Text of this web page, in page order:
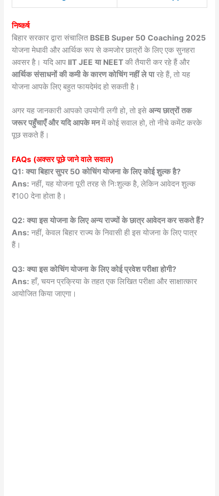
निष्कर्ष
बिहार सरकार द्वारा संचालित BSEB Super 50 Coaching 2025
योजना मेधावी और आर्थिक रूप से कमजोर छात्रों के लिए एक सुनहरा
अवसर है। यदि आप IIT JEE या NEETकी तैयारी कर रहे हैं और
आर्थिक संसाधनों की कमी के कारण कोचिंग नहीं ले पारहे हैं, तो यह
योजना आपके लिए बहुत फायदेमंद हो सकती है।
अगर यह जानकारी आपको उपयोगी लगी हो, तो इसे अन्य छात्रों तक
जरूर पहुँचाएँ और यदि आपके मनमें कोई सवाल हो, तो नीचे कमेंट करके
पूछ सकते हैं।
FAQs (अक्सर पूछे जाने वाले सवाल)
Q1: क्या बिहार सुपर 50 कोचिंग योजना के लिए कोई शुल्क है?
Ans: नहीं, यह योजना पूरी तरह से निःशुल्क है, लेकिन आवेदन शुल्क
₹100 देना होता है।
Q2: क्या इस योजना के लिए अन्य राज्यों के छात्र आवेदन कर सकते हैं?
Ans: नहीं, केवल बिहार राज्य के निवासी ही इस योजना के लिए पात्र
हैं।
Q3: क्या इस कोचिंग योजना के लिए कोई प्रवेश परीक्षा होगी?
Ans: हाँ, चयन प्रक्रिया के तहत एक लिखित परीक्षा और साक्षात्कार
आयोजित किया जाएगा।